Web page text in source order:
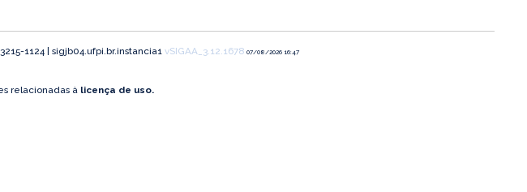
1124 | sigjb04.ufpi.br.instancia1 vSIGAA_3.12.1678 07/08/2026 16:47
relacionadas à licença de uso.